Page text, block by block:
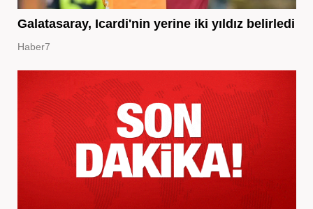
Galatasaray, Icardi'nin yerine iki yıldız belirledi
Haber7